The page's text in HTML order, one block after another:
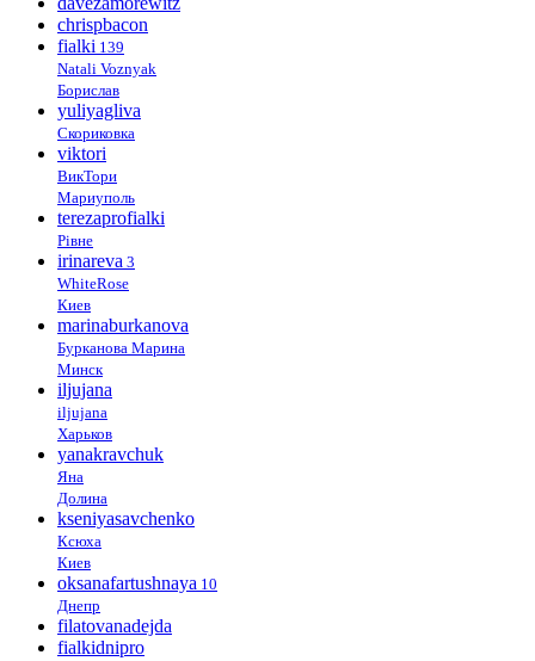
chrispbacon
fialki 139
Natali Voznyak
Борислав
yuliyagliva
Скориковка
viktori
ВикТори
Мариуполь
terezaprofialki
Рівне
irinareva 3
WhiteRose
Киев
marinaburkanova
Бурканова Марина
Минск
iljujana
iljujana
Харьков
yanakravchuk
Яна
Долина
kseniyasavchenko
Ксюха
Киев
oksanafartushnaya 10
Днепр
filatovanadejda
fialkidnipro